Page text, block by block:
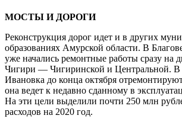
МОСТЫ И ДОРОГИ
Реконструкция дорог идет и в других
образованиях Амурской области. В
уже начались ремонтные работы сразу на
Чигири — Чигиринской и Центральной. В
Ивановка до конца октября
она ведет к недавно сданному в
На эти цели выделили почти 250 млн
расходов на 2020 год.